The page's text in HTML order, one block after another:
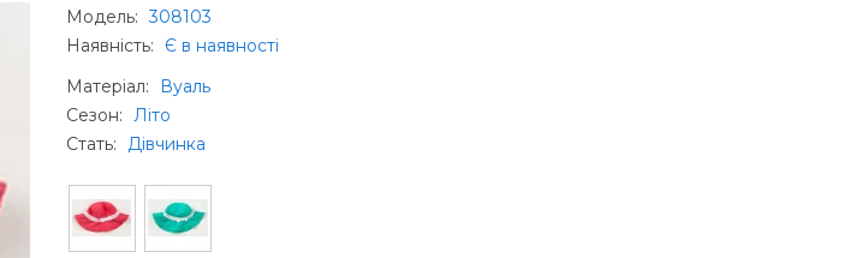
Модель: 308103
Наявність:
Є в наявності
Матеріал:
Вуаль
Сезон: Літо
Стать: Дівчинка